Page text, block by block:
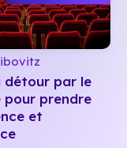
détour par le
prendre
et